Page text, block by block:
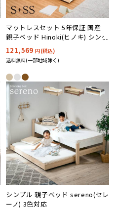
マットレスセット 5年保証 国産
親子ベッド Hinoki(ヒノキ) シング
ルベッド+子ベッド 九州産ひのき
材使用
121,569円(税込)
送料無料(一部地域除く)
シンプル 親子ベッド sereno(セレ
ーノ) 3色対応